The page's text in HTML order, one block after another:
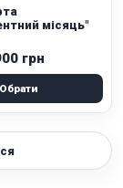
місяць"
грн
Обрати